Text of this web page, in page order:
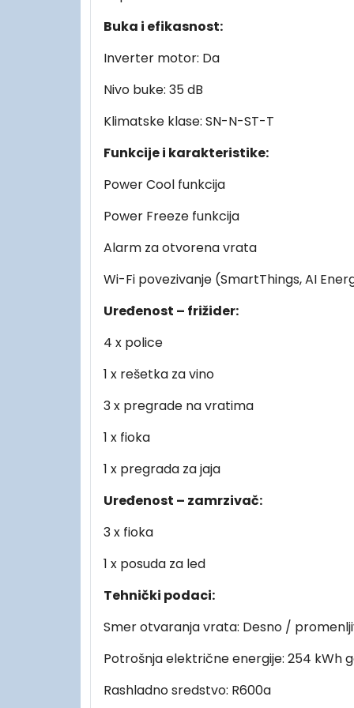
Buka i efikasnost:
Inverter motor: Da
Nivo buke: 35 dB
Klimatske klase: SN-N-ST-T
Funkcije i karakteristike:
Power Cool funkcija
Power Freeze funkcija
Alarm za otvorena vrata
Wi-Fi povezivanje (SmartThings, AI
Uređenost – frižider:
4 x police
1 x rešetka za vino
3 x pregrade na vratima
1 x fioka
1 x pregrada za jaja
Uređenost – zamrzivač:
3 x fioka
1 x posuda za led
Tehnički podaci:
Smer otvaranja vrata: Desno /
Potrošnja električne energije: 254 kWh
Rashladno sredstvo: R600a